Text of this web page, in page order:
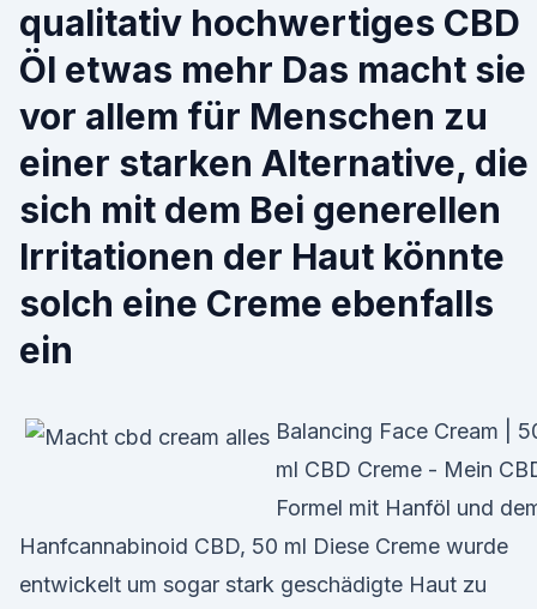
qualitativ hochwertiges CBD
Öl etwas mehr Das macht sie
vor allem für Menschen zu
einer starken Alternative, die
sich mit dem Bei generellen
Irritationen der Haut könnte
solch eine Creme ebenfalls
ein
Balancing Face Cream |
ml CBD Creme - Mein
Formel mit Hanföl und
Hanfcannabinoid CBD, 50 ml Diese Creme wurde
entwickelt um sogar stark geschädigte Haut zu